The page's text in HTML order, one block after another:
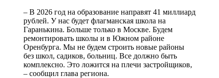
– В 2026 год на образование направят 41 миллиард
рублей. У нас будет флагманская школа на
Гаранькина. Больше только в Москве. Будем
ремонтировать школы и в Южном районе
Оренбурга. Мы не будем строить новые районы
без школ, садиков, больниц. Все должно быть
комплексно. Это ложится на плечи застройщиков,
– сообщил глава региона.